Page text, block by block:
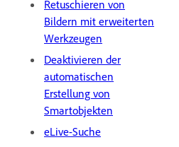
Retuschieren von
Bildern mit erweiterten
Werkzeugen
Deaktivieren der
automatischen
Erstellung von
Smartobjekten
eLive-Suche